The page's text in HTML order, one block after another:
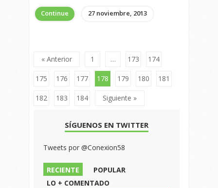
Continue 27 noviembre, 2013
« Anterior 1 … 173 174
175 176 177 178 179 180 181
182 183 184 Siguiente »
SÍGUENOS EN TWITTER
Tweets por @Conexion58
RECIENTE
POPULAR
LO + COMENTADO